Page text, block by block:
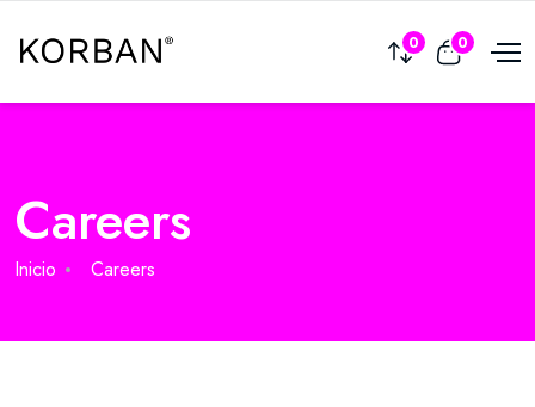
0 0
Careers
Inicio Careers